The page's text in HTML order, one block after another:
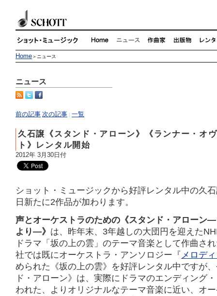
Home＞ニュース
ニュース
前の記事 次の記事 | 一覧
久石譲《スタンド・アローン》《ランナー・オ
ト》レンタル開始
2012年 3月30日付
ショット・ミュージックから好評レンタル中の久
日新たに2作品が加わります。
声とオーケストラのための《スタンド・アローン
より―》 は、昨年末、3年越しの大団円を迎えた
ドラマ「坂の上の雲」のテーマ音楽として作曲さ
社では既にオーケストラ・アンソロジー『 メロデ
められた《坂の上の雲》を好評レンタル中ですが
ド・アローン》は、実際にドラマのエンディング
われた、よりオリジナルなテーマ音楽に近い、オ